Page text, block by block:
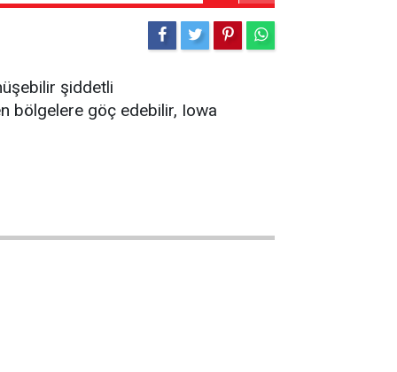
şiddetli
bölgelere göç edebilir, Iowa